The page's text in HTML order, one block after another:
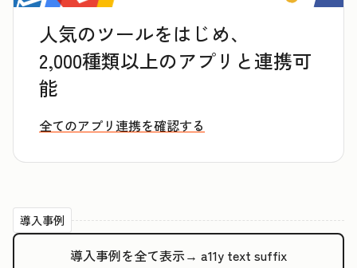
人気のツールをはじめ、
2,000種類以上のアプリと連携可
能
全てのアプリ連携を確認する
導入事例
導入事例を全て表示→ a11y text suffix